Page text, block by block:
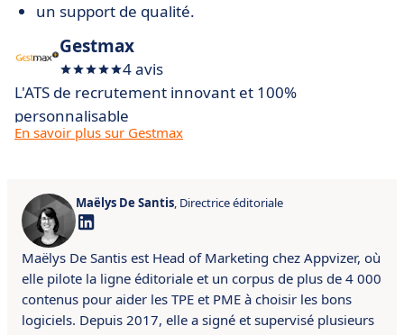
un support de qualité.
Gestmax
4 avis
L'ATS de recrutement innovant et 100%
personnalisable
En savoir plus sur Gestmax
Maëlys De Santis, Directrice éditoriale
Maëlys De Santis est Head of Marketing chez Appvizer, où
elle pilote la ligne éditoriale et un corpus de plus de 4 000
contenus pour aider les TPE et PME à choisir les bons
logiciels. Depuis 2017, elle a signé et supervisé plusieurs